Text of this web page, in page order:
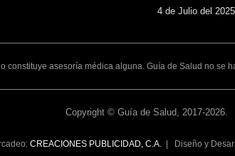
4 de Julio del 2025
constituye asesoría médica alguna. Guía de Salud no se
Copyright © Guía de Salud, 2017-2026.
CREACIONES PUBLICIDAD, C.A. | Diseño y